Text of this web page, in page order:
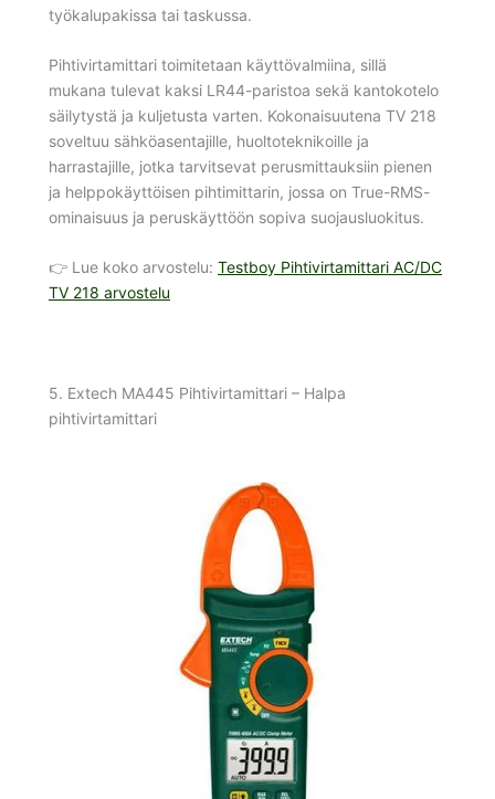
työkalupakissa tai taskussa.
Pihtivirtamittari toimitetaan käyttövalmiina, sillä
mukana tulevat kaksi LR44-paristoa sekä kantokotelo
säilytystä ja kuljetusta varten. Kokonaisuutena TV 218
soveltuu sähköasentajille, huoltoteknikoille ja
harrastajille, jotka tarvitsevat perusmittauksiin pienen
ja helppokäyttöisen pihtimittarin, jossa on True-RMS-
ominaisuus ja peruskäyttöön sopiva suojausluokitus.
👉 Lue koko arvostelu: Testboy Pihtivirtamittari AC/DC
TV 218 arvostelu
5. Extech MA445 Pihtivirtamittari – Halpa
pihtivirtamittari